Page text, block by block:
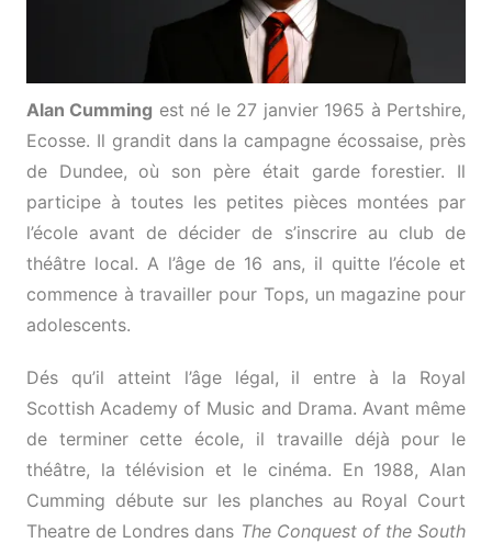
Alan Cumming est né le 27 janvier 1965 à Pertshire,
Ecosse. Il grandit dans la campagne écossaise, près
de Dundee, où son père était garde forestier. Il
participe à toutes les petites pièces montées par
l’école avant de décider de s’inscrire au club de
théâtre local. A l’âge de 16 ans, il quitte l’école et
commence à travailler pour Tops, un magazine pour
adolescents.
Dés qu’il atteint l’âge légal, il entre à la Royal
Scottish Academy of Music and Drama. Avant même
de terminer cette école, il travaille déjà pour le
théâtre, la télévision et le cinéma. En 1988, Alan
Cumming débute sur les planches au Royal Court
Theatre de Londres dans The Conquest of the South